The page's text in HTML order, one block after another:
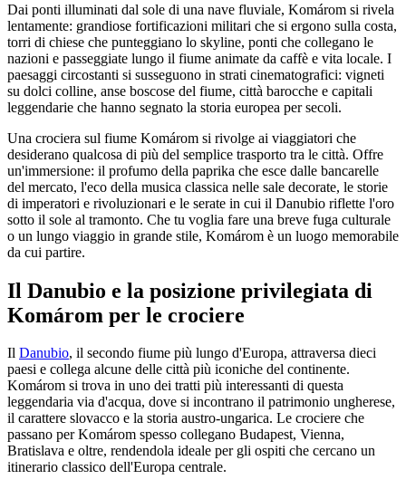
Dai ponti illuminati dal sole di una nave fluviale, Komárom si rivela
lentamente: grandiose fortificazioni militari che si ergono sulla costa,
torri di chiese che punteggiano lo skyline, ponti che collegano le
nazioni e passeggiate lungo il fiume animate da caffè e vita locale. I
paesaggi circostanti si susseguono in strati cinematografici: vigneti
su dolci colline, anse boscose del fiume, città barocche e capitali
leggendarie che hanno segnato la storia europea per secoli.
Una crociera sul fiume Komárom si rivolge ai viaggiatori che
desiderano qualcosa di più del semplice trasporto tra le città. Offre
un'immersione: il profumo della paprika che esce dalle bancarelle
del mercato, l'eco della musica classica nelle sale decorate, le storie
di imperatori e rivoluzionari e le serate in cui il Danubio riflette l'oro
sotto il sole al tramonto. Che tu voglia fare una breve fuga culturale
o un lungo viaggio in grande stile, Komárom è un luogo memorabile
da cui partire.
Il Danubio e la posizione privilegiata di
Komárom per le crociere
Il Danubio, il secondo fiume più lungo d'Europa, attraversa dieci
paesi e collega alcune delle città più iconiche del continente.
Komárom si trova in uno dei tratti più interessanti di questa
leggendaria via d'acqua, dove si incontrano il patrimonio ungherese,
il carattere slovacco e la storia austro-ungarica. Le crociere che
passano per Komárom spesso collegano Budapest, Vienna,
Bratislava e oltre, rendendola ideale per gli ospiti che cercano un
itinerario classico dell'Europa centrale.